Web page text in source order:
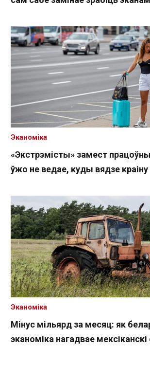
«Экстрэмісты» замест
ўжо не ведае, куды вядзе краіну
Эканоміка
Мінус мільярд за месяц: як
эканоміка нагадвае
Эканоміка